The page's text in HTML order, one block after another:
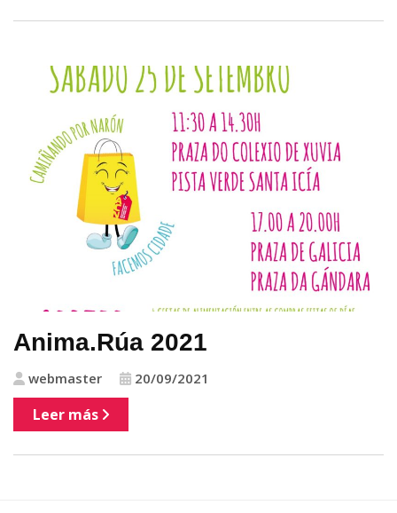
Anima.Rúa 2021
webmaster 20/09/2021
Leer más